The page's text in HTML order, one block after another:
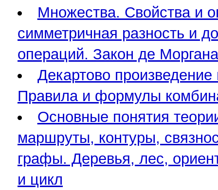
Множества. Свойства и
симметричная разность и
операций. Закон де
Декартово
Правила и формулы
Основные понятия
маршруты, контуры,
графы. Деревья, лес,
и цикл